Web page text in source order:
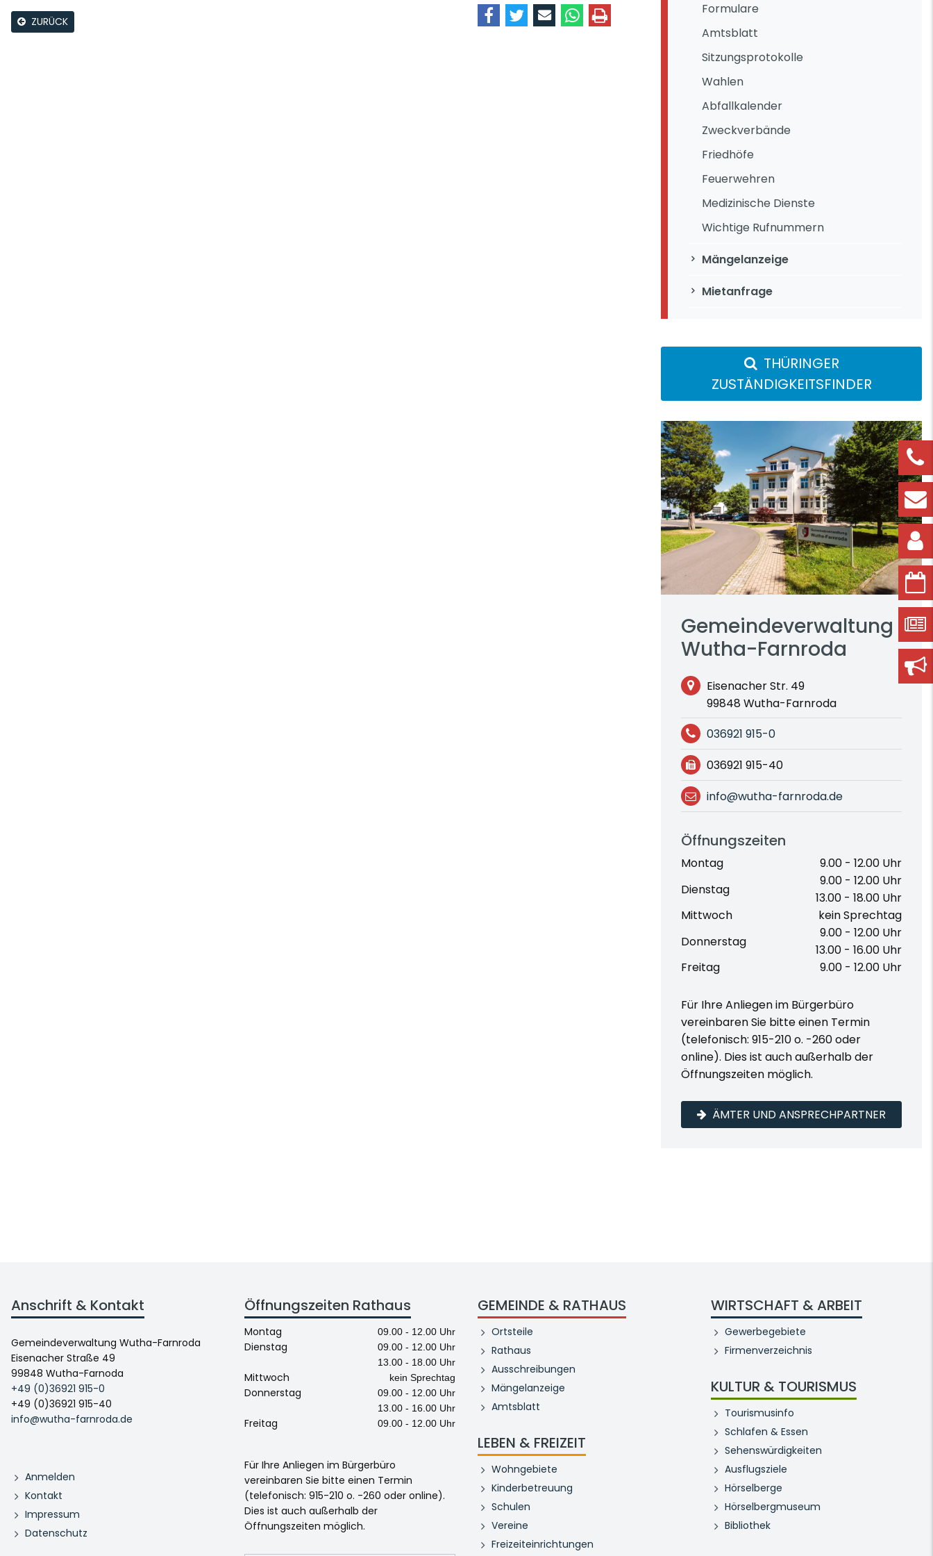
ZURÜCK
Formulare
Amtsblatt
Sitzungsprotokolle
Wahlen
Abfallkalender
Zweckverbände
Friedhöfe
Feuerwehren
Medizinische Dienste
Wichtige Rufnummern
Mängelanzeige
Mietanfrage
THÜRINGER
ZUSTÄNDIGKEITSFINDER
Gemeindeverwaltung
Wutha-Farnroda
Eisenacher Str. 49
99848 Wutha-Farnroda
036921 915-0
036921 915-40
info@wutha-farnroda.de
Öffnungszeiten
Montag
9.00 - 12.00 Uhr
Dienstag
9.00 - 12.00 Uhr
13.00 - 18.00 Uhr
Mittwoch
kein Sprechtag
Donnerstag
9.00 - 12.00 Uhr
13.00 - 16.00 Uhr
Freitag
9.00 - 12.00 Uhr
Für Ihre Anliegen im Bürgerbüro
vereinbaren Sie bitte einen Termin
(telefonisch: 915-210 o. -260 oder
online). Dies ist auch außerhalb der
Öffnungszeiten möglich.
ÄMTER UND ANSPRECHPARTNER
Anschrift & Kontakt
Gemeindeverwaltung Wutha-Farnroda
Eisenacher Straße 49
99848 Wutha-Farnoda
+49 (0)36921 915-0
+49 (0)36921 915-40
info@wutha-farnroda.de
Anmelden
Kontakt
Impressum
Datenschutz
Öffnungszeiten Rathaus
Montag 09.00 - 12.00 Uhr
Dienstag
09.00 - 12.00 Uhr
13.00 - 18.00 Uhr
Mittwoch kein Sprechtag
Donnerstag
09.00 - 12.00 Uhr
13.00 - 16.00 Uhr
Freitag 09.00 - 12.00 Uhr
Für Ihre Anliegen im Bürgerbüro
vereinbaren Sie bitte einen Termin
(telefonisch: 915-210 o. -260 oder online).
Dies ist auch außerhalb der
Öffnungszeiten möglich.
GEMEINDE & RATHAUS
Ortsteile
Rathaus
Ausschreibungen
Mängelanzeige
Amtsblatt
LEBEN & FREIZEIT
Wohngebiete
Kinderbetreuung
Schulen
Vereine
Freizeiteinrichtungen
WIRTSCHAFT & ARBEIT
Gewerbegebiete
Firmenverzeichnis
KULTUR & TOURISMUS
Tourismusinfo
Schlafen & Essen
Sehenswürdigkeiten
Ausflugsziele
Hörselberge
Hörselbergmuseum
Bibliothek